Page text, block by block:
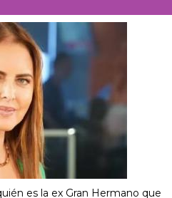
es la ex Gran Hermano que